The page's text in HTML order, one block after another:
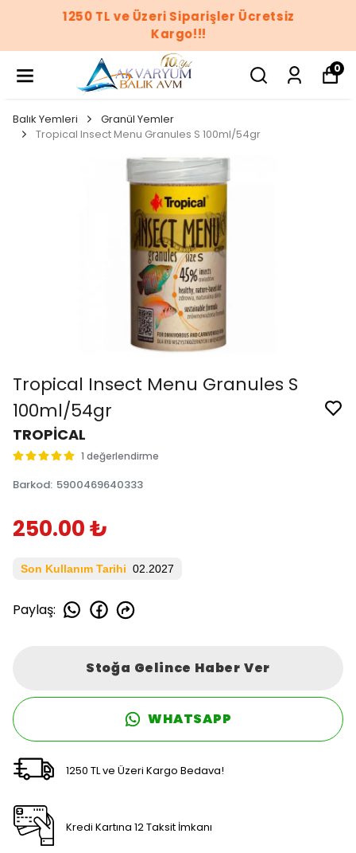
1250 TL ve Üzeri Siparişler Ücretsiz
Kargo!!!
0
Balık Yemleri
Granül Yemler
Tropical Insect Menu Granules S 100ml/54gr
Tropical Insect Menu Granules S
100ml/54gr
TROPİCAL
1 değerlendirme
Barkod: 5900469640333
250.00 ₺
Son Kullanım Tarihi 02.2027
Paylaş:
Stoğa Gelince Haber Ver
WHATSAPP
1250 TL ve Üzeri Kargo Bedava!
Kredi Kartına 12 Taksit İmkanı